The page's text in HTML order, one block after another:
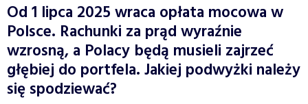
Od 1 lipca 2025 wraca opłata mocowa w
Polsce. Rachunki za prąd wyraźnie
wzrosną, a Polacy będą musieli zajrzeć
głębiej do portfela. Jakiej podwyżki należy
się spodziewać?